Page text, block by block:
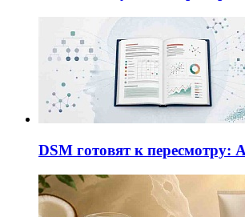
DSM готовят к пересмотру: